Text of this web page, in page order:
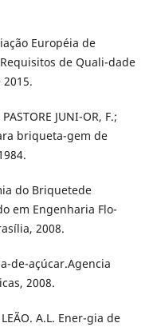
Européia de
de Quali-dade
JUNI-OR, F.;
briqueta-gem de
do Briquetede
em Engenharia Flo-
2008.
de-açúcar.Agencia
2008.
LEÃO. A.L. Ener-gia de